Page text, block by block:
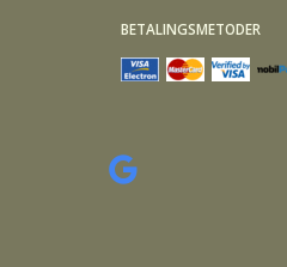
BETALINGSMETODER